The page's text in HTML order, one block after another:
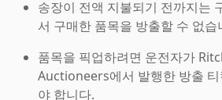
송장이 전액 지불되기 전까지는
서 구매한 품목을 방출할 수 없습
품목을 픽업하려면 운전자가
Auctioneers에서 발행한 방출
야 합니다.